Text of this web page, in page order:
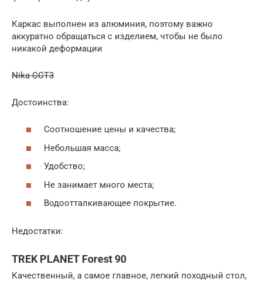
Каркас выполнен из алюминия, поэтому важно
аккуратно обращаться с изделием, чтобы не было
никакой деформации
Nika ССТ3
Достоинства:
Соотношение цены и качества;
Небольшая масса;
Удобство;
Не занимает много места;
Водоотталкивающее покрытие.
Недостатки:
TREK PLANET Forest 90
Качественный, а самое главное, легкий походный стол,